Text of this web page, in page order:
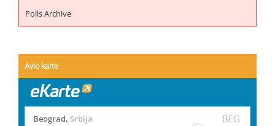
Polls Archive
Avio karte
Beograd, Srbija BEG